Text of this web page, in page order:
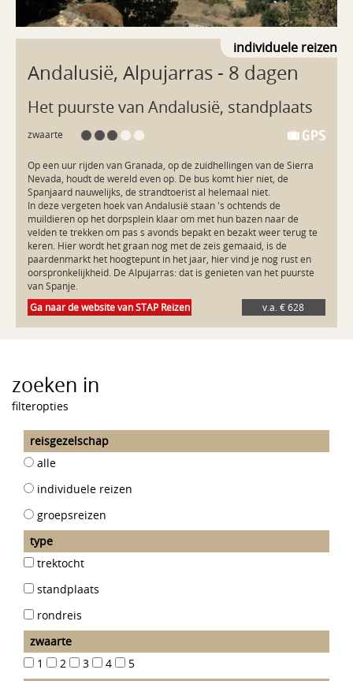
individuele reizen
Andalusië, Alpujarras - 8 dagen
Het puurste van Andalusië, standplaats
zwaarte
Op een uur rijden van Granada, op de zuidhellingen van de Sierra
Nevada, houdt de wereld even op. De bus komt hier niet, de
Spanjaard nauwelijks, de strandtoerist al helemaal niet.
In deze vergeten hoek van Andalusië staan 's ochtends de
muildieren op het dorpsplein klaar om met hun bazen naar de
velden te trekken om pas s avonds bepakt en bezakt weer terug te
keren. Hier wordt het graan nog met de zeis gemaaid, is de
paardenmarkt het hoogtepunt in het jaar, hier vind je nog rust en
oorspronkelijkheid. De Alpujarras: dat is genieten van het puurste
Ga naar de website van STAP Reizen
v.a. € 628
zoeken in
filteropties
reisgezelschap
alle
individuele reizen
groepsreizen
type
trektocht
standplaats
rondreis
zwaarte
1
2 3 4
5